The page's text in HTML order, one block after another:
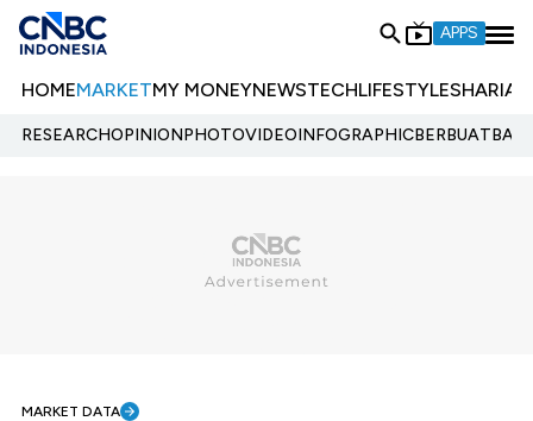
APPS
HOMEMARKETMY MONEYNEWSTECHLIFESTYLESHARIA
RESEARCHOPINIONPHOTOVIDEOINFOGRAPHIC
MARKET DATA